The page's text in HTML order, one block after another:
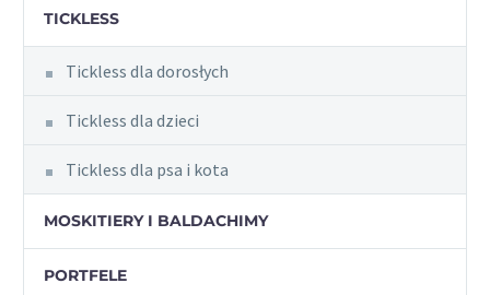
TICKLESS
Tickless dla dorosłych
Tickless dla dzieci
Tickless dla psa i kota
MOSKITIERY I BALDACHIMY
PORTFELE